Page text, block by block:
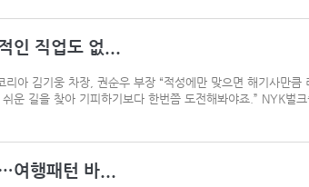
인 직업도 없...
아 김기웅 차장, 권순우 부장 “적성에만 맞으면 해기사만큼
운 길을 찾아 기피하기보다 한번쯤 도전해봐야죠.” NYK벌크
여행패턴 바...
해수부, 부산해심원 심판